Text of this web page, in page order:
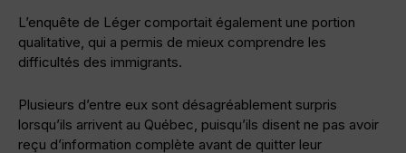
L’enquête de Léger comportait également une portion
qualitative, qui a permis de mieux comprendre les
difficultés des immigrants.
Plusieurs d’entre eux sont désagréablement surpris
lorsqu’ils arrivent au Québec, puisqu’ils disent ne pas avoir
reçu d’information complète avant de quitter leur